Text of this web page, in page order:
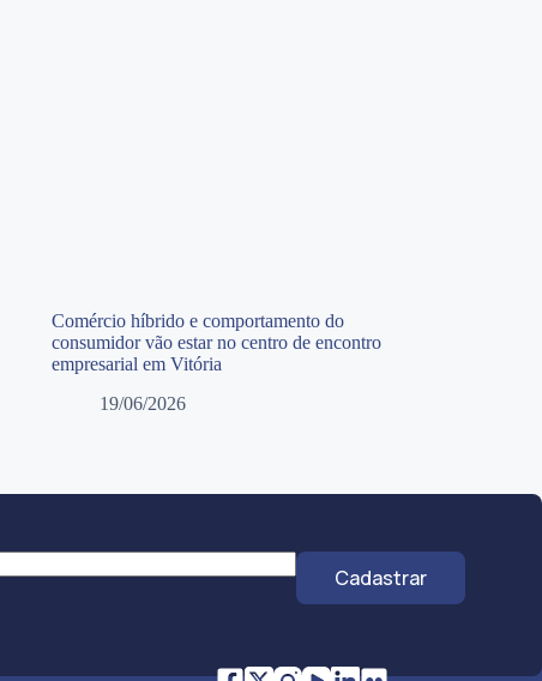
Comércio híbrido e comportamento do
consumidor vão estar no centro de encontro
empresarial em Vitória
19/06/2026
Cadastrar